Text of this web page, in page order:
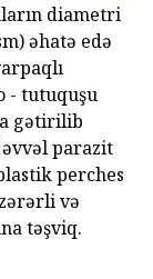
diametri
əhatə edə
- tutuquşu
gətirilib
parazit
perches
və
təşviq.